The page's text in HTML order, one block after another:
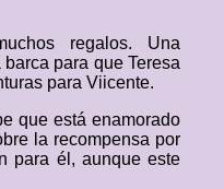
regalos. Una
para que Teresa
para Viicente.
que está enamorado
la recompensa por
para él, aunque este